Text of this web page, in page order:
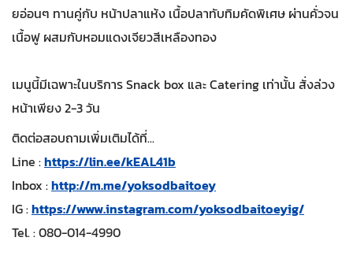
ยอ่อนๆ ทานคู่กับ หน้าปลาแห้ง เนื้อปลาทับทิมคัดพิเศษ ผ่านคั่วจน
เนื้อฟู ผสมกับหอมแดงเจียวสีเหลืองทอง
เมนูนี้มีเฉพาะในบริการ Snack box และ Catering เท่านั้น สั่งล่วง
หน้าเพียง 2-3 วัน
ติดต่อสอบถามเพิ่มเติมได้ที่...
Line :https://lin.ee/kEAL41b
Inbox :http://m.me/yoksodbaitoey
IG :https://www.instagram.com/yoksodbaitoeyig/
Tel. : 080-014-4990